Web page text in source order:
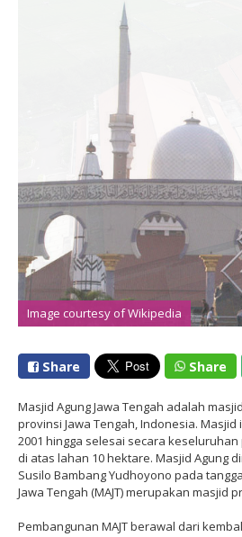
Image courtesy of Wikipedia
Share Share
Masjid Agung Jawa Tengah adalah
provinsi Jawa Tengah, Indonesia.
2001 hingga selesai secara
di atas lahan 10 hektare. Masjid Agung
Susilo Bambang Yudhoyono pada
Jawa Tengah (MAJT) merupakan masjid
Pembangunan MAJT berawal dari